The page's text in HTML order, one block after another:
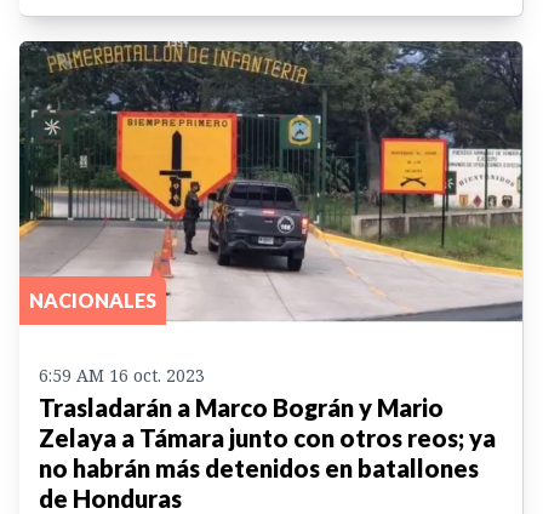
NACIONALES
6:59 AM 16 oct. 2023
Trasladarán a Marco Bográn y Mario
Zelaya a Támara junto con otros reos; ya
no habrán más detenidos en batallones
de Honduras